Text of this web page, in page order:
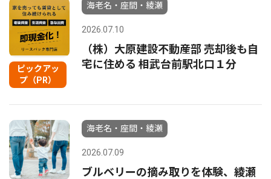
ピックアッ
プ（PR）
海老名・座間・綾瀬
2026.07.10
（株）大原建設不動産部 売却後も自
宅に住める 相武台前駅北口１分
海老名・座間・綾瀬
2026.07.09
ブルベリーの摘み取りを体験、綾瀬